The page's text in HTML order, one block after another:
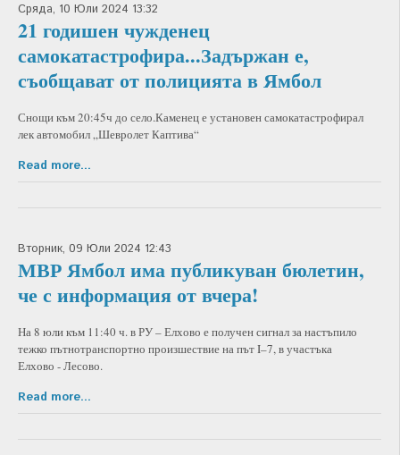
Сряда, 10 Юли 2024 13:32
21 годишен чужденец
самокатастрофира...Задържан е,
съобщават от полицията в Ямбол
Снощи към 20:45ч до село.Камeнец е установен самокатастрофирал
лек автомобил „Шевролет Каптива“
Read more...
Вторник, 09 Юли 2024 12:43
МВР Ямбол има публикуван бюлетин,
че с информация от вчера!
На 8 юли към 11:40 ч. в РУ – Елхово е получен сигнал за настъпило
тежко пътнотранспортно произшествие на път I–7, в участъка
Елхово - Лесово.
Read more...